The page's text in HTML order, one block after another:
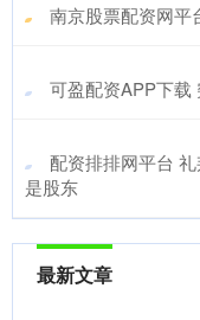
南京股票配资网平
可盈配资APP下载
配资排排网平台
是股东
最新文章